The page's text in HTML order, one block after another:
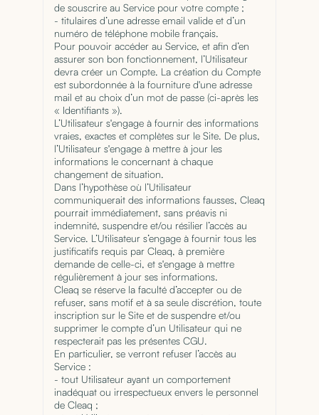
de souscrire au Service pour votre compte ;
- titulaires d’une adresse email valide et d’un
numéro de téléphone mobile français.
Pour pouvoir accéder au Service, et afin d’en
assurer son bon fonctionnement, l’Utilisateur
devra créer un Compte. La création du Compte
est subordonnée à la fourniture d'une adresse
mail et au choix d’un mot de passe (ci-après les
« Identifiants »).
L’Utilisateur s'engage à fournir des informations
vraies, exactes et complètes sur le Site. De plus,
l’Utilisateur s'engage à mettre à jour les
informations le concernant à chaque
changement de situation.
Dans l’hypothèse où l’Utilisateur
communiquerait des informations fausses, Cleaq
pourrait immédiatement, sans préavis ni
indemnité, suspendre et/ou résilier l’accès au
Service. L’Utilisateur s’engage à fournir tous les
justificatifs requis par Cleaq, à première
demande de celle-ci, et s'engage à mettre
régulièrement à jour ses informations.
Cleaq se réserve la faculté d’accepter ou de
refuser, sans motif et à sa seule discrétion, toute
inscription sur le Site et de suspendre et/ou
supprimer le compte d’un Utilisateur qui ne
respecterait pas les présentes CGU.
En particulier, se verront refuser l’accès au
Service :
- tout Utilisateur ayant un comportement
inadéquat ou irrespectueux envers le personnel
de Cleaq ;